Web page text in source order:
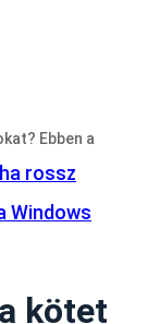
Ebben a
rossz
Windows
kötet